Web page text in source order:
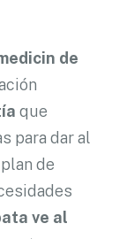
de
que
para dar al
de
ve al